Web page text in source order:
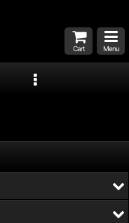
Cart Menu